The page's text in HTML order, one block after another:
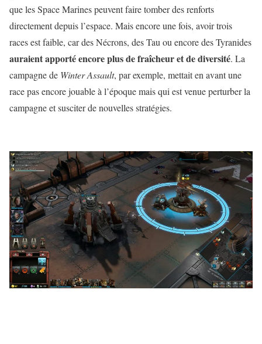
que les Space Marines peuvent faire tomber des renforts
directement depuis l’espace. Mais encore une fois, avoir trois
races est faible, car des Nécrons, des Tau ou encore des Tyranides
auraient apporté encore plus de fraîcheur et de diversité. La
campagne de Winter Assault, par exemple, mettait en avant une
race pas encore jouable à l’époque mais qui est venue perturber la
campagne et susciter de nouvelles stratégies.